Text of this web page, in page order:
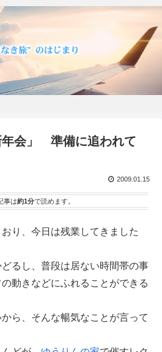
年会」 準備に追われて
2009.01.15
事は約1分で読めます。
り、今日は残業してきました
るし、普段は居ない時間帯の事
動きなどにふれることができる
ら、そんな暢気なことが言って